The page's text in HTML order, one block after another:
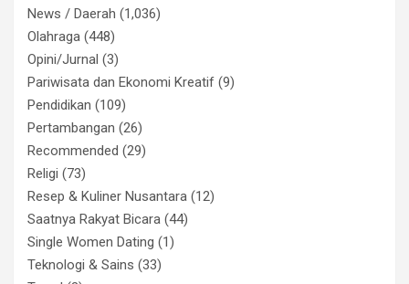
News / Daerah (1,036)
Olahraga (448)
Opini/Jurnal (3)
Pariwisata dan Ekonomi Kreatif (9)
Pendidikan (109)
Pertambangan (26)
Recommended (29)
Religi (73)
Resep & Kuliner Nusantara (12)
Saatnya Rakyat Bicara (44)
Single Women Dating (1)
Teknologi & Sains (33)